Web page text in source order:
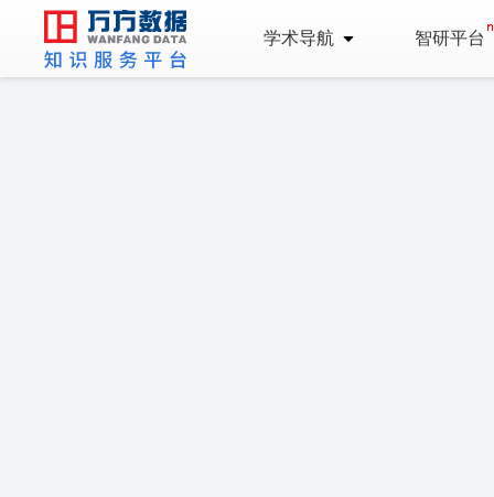
学术导航 智研平台